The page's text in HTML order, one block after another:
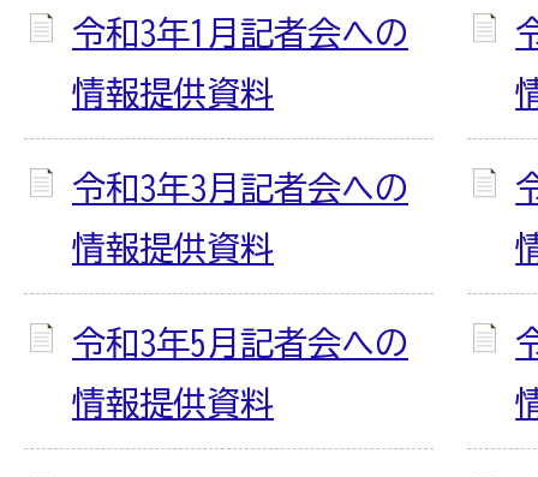
令和3年1月記者会への
情報提供資料
令和3年3月記者会への
情報提供資料
令和3年5月記者会への
情報提供資料